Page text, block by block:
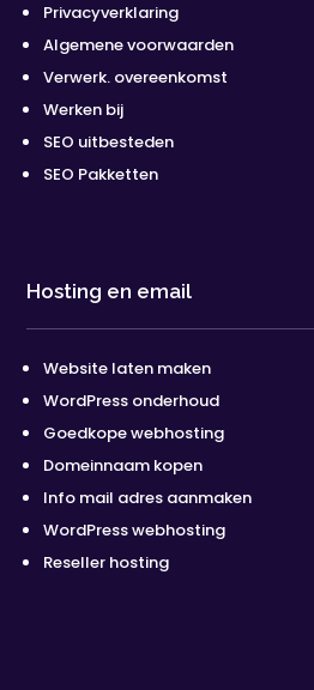
Privacyverklaring
Algemene voorwaarden
Verwerk. overeenkomst
Werken bij
SEO uitbesteden
SEO Pakketten
Hosting en email
Website laten maken
WordPress onderhoud
Goedkope webhosting
Domeinnaam kopen
Info mail adres aanmaken
WordPress webhosting
Reseller hosting